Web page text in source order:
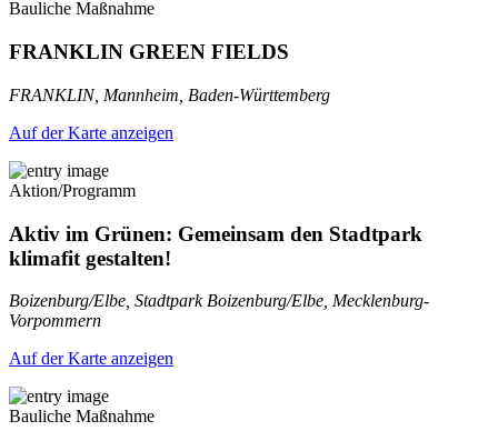
Bauliche Maßnahme
FRANKLIN GREEN FIELDS
FRANKLIN, Mannheim, Baden-Württemberg
Auf der Karte anzeigen
Aktion/Programm
Aktiv im Grünen: Gemeinsam den Stadtpark
klimafit gestalten!
Boizenburg/Elbe, Stadtpark Boizenburg/Elbe, Mecklenburg-
Vorpommern
Auf der Karte anzeigen
Bauliche Maßnahme